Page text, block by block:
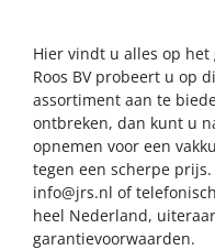
Hier vindt u alles op het
Roos BV probeert u op
assortiment aan te
ontbreken, dan kunt u
opnemen voor een
tegen een scherpe
info@jrs.nl of
heel Nederland,
garantievoorwaarden.